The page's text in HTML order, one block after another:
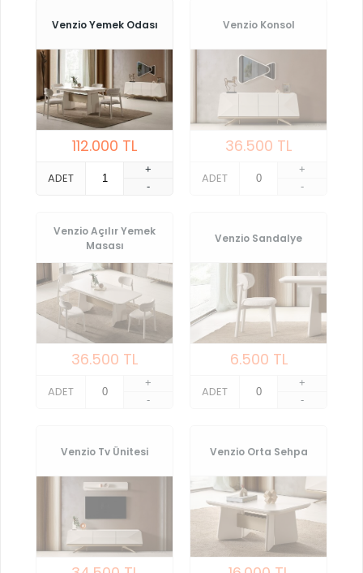
Venzio Yemek Odası
112.000 TL
ADET
+
-
Venzio Konsol
36.500 TL
ADET
+
-
Venzio Açılır Yemek
Masası
36.500 TL
ADET
+
-
Venzio Sandalye
6.500 TL
ADET
+
-
Venzio Tv Ünitesi Venzio Orta Sehpa